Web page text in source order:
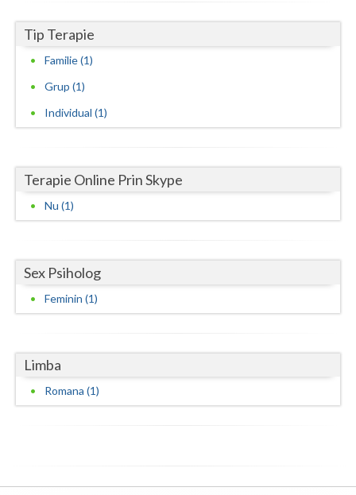
Prahova
Salaj
Sibiu
Teleorman
Timis
Tulcea
Valcea
Vrancea
Tip Terapie
Familie (1)
Grup (1)
Individual (1)
Terapie Online Prin Skype
Nu (1)
Sex Psiholog
Feminin (1)
Limba
Romana (1)